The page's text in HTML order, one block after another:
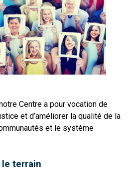
Centre a pour vocation de
et d’améliorer la qualité de la
et le système
terrain